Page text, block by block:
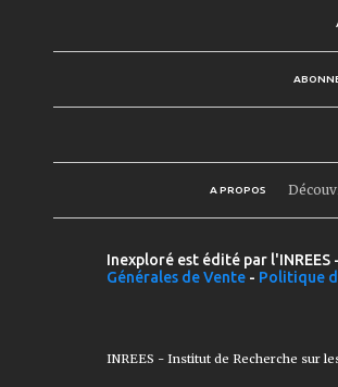
A PROPOS
Inexploré est édité par
Générales de Vente - Politique
INREES - Institut de Recherche sur